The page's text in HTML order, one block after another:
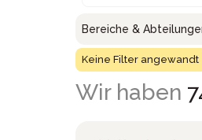
Bereiche &
Keine Filter angewandt
Wir haben